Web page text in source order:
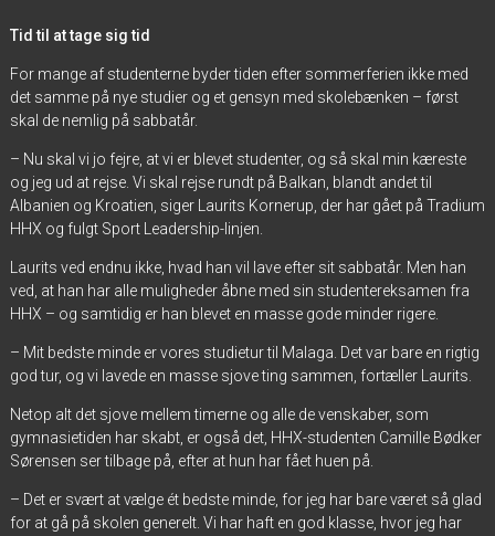
Tid til at tage sig tid
For mange af studenterne byder tiden efter sommerferien ikke med
det samme på nye studier og et gensyn med skolebænken – først
skal de nemlig på sabbatår.
– Nu skal vi jo fejre, at vi er blevet studenter, og så skal min kæreste
og jeg ud at rejse. Vi skal rejse rundt på Balkan, blandt andet til
Albanien og Kroatien, siger Laurits Kornerup, der har gået på Tradium
HHX og fulgt Sport Leadership-linjen.
Laurits ved endnu ikke, hvad han vil lave efter sit sabbatår. Men han
ved, at han har alle muligheder åbne med sin studentereksamen fra
HHX – og samtidig er han blevet en masse gode minder rigere.
– Mit bedste minde er vores studietur til Malaga. Det var bare en rigtig
god tur, og vi lavede en masse sjove ting sammen, fortæller Laurits.
Netop alt det sjove mellem timerne og alle de venskaber, som
gymnasietiden har skabt, er også det, HHX-studenten Camille Bødker
Sørensen ser tilbage på, efter at hun har fået huen på.
– Det er svært at vælge ét bedste minde, for jeg har bare været så glad
for at gå på skolen generelt. Vi har haft en god klasse, hvor jeg har